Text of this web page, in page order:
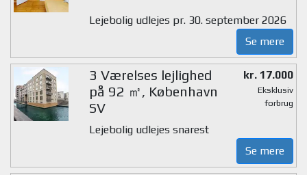
Lejebolig udlejes pr. 30. september 2026
Se mere
3 Værelses lejlighed
på 92 ㎡, København
SV
kr. 17.000
Eksklusiv
forbrug
Lejebolig udlejes snarest
Se mere